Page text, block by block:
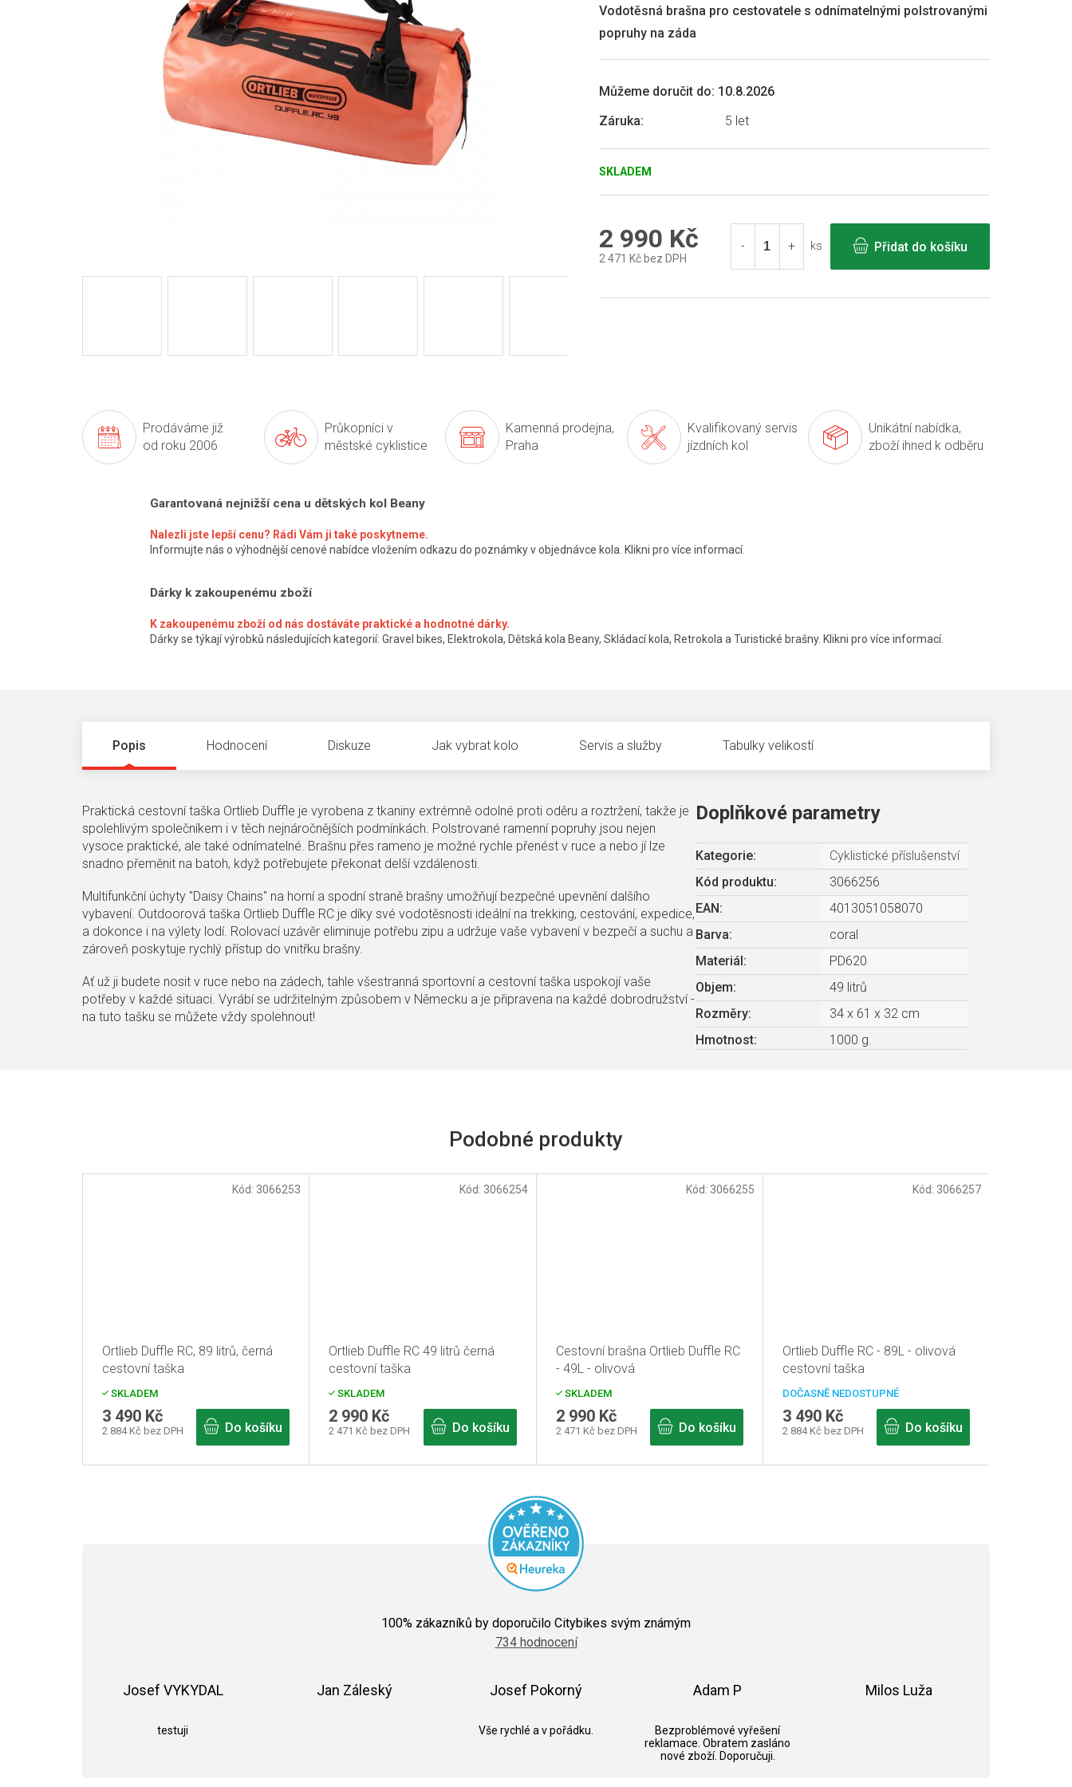
SKLADEM
Můžeme doručit do: 10.8.2026
Záruka: 5 let
Vodotěsná brašna pro cestovatele s odnímatelnými polstrovanými
popruhy na záda
0,0
5
2 990 Kč
2 471 Kč bez DPH
ks Přidat do košíku
Prodáváme již
od roku 2006
Průkopníci v
městské cyklistice
Kamenná prodejna,
Praha
Kvalifikovaný servis
jízdních kol
Unikátní nabídka,
zboží ihned k odběru
Garantovaná nejnižší cena u dětských kol Beany
Nalezli jste lepší cenu? Rádi Vám ji také poskytneme.
Informujte nás o výhodnější cenové nabídce vložením odkazu do poznámky v objednávce kola. Klikni pro více informací.
Dárky k zakoupenému zboží
K zakoupenému zboží od nás dostáváte praktické a hodnotné dárky.
Dárky se týkají výrobků následujících kategorií: Gravel bikes, Elektrokola, Dětská kola Beany, Skládací kola, Retrokola a Turistické brašny. Klikni pro více informací.
Popis Hodnocení Diskuze Jak vybrat kolo Servis a služby Tabulky velikostí
Praktická cestovní taška Ortlieb Duffle je vyrobena z tkaniny extrémně odolné proti oděru a roztržení, takže je
spolehlivým společníkem i v těch nejnáročnějších podmínkách. Polstrované ramenní popruhy jsou nejen
vysoce praktické, ale také odnímatelné. Brašnu přes rameno je možné rychle přenést v ruce a nebo jí lze
snadno přeměnit na batoh, když potřebujete překonat delší vzdálenosti.
Multifunkční úchyty "Daisy Chains" na horní a spodní straně brašny umožňují bezpečné upevnění dalšího
vybavení. Outdoorová taška Ortlieb Duffle RC je díky své vodotěsnosti ideální na trekking, cestování, expedice,
a dokonce i na výlety lodí. Rolovací uzávěr eliminuje potřebu zipu a udržuje vaše vybavení v bezpečí a suchu a
zároveň poskytuje rychlý přístup do vnitřku brašny.
Ať už ji budete nosit v ruce nebo na zádech, tahle všestranná sportovní a cestovní taška uspokojí vaše
potřeby v každé situaci. Vyrábí se udržitelným způsobem v Německu a je připravena na každé dobrodružství -
na tuto tašku se můžete vždy spolehnout!
Doplňkové parametry
Kategorie:
Cyklistické příslušenství
Kód produktu:
3066256
EAN :
4013051058070
Barva:
coral
Materiál :
PD620
Objem:
49 litrů
Rozměry:
34 x 61 x 32 cm
Hmotnost: 1000 g.
Ortlieb Duffle RC, 89 litrů, černá
cestovní taška
SKLADEM
2 884 Kč bez DPH
3 490 Kč
Do košíku
Kód: 3066253
Ortlieb Duffle RC 49 litrů černá
cestovní taška
SKLADEM
2 471 Kč bez DPH
2 990 Kč
Do košíku
Kód: 3066254
Cestovní brašna Ortlieb Duffle RC
- 49L - olivová
SKLADEM
2 471 Kč bez DPH
2 990 Kč
Do košíku
Kód: 3066255
Ortlieb Duffle RC - 89L - olivová
cestovní taška
DOČASNĚ NEDOSTUPNÉ
2 884 Kč bez DPH
3 490 Kč
Do košíku
Kód: 3066257
hodnocení
obchodu
je
5
hvězdiček.
100% zákazníků by doporučilo Citybikes svým známým
734 hodnocení
Josef VYKYDAL
testuji
Jan Záleský Josef Pokorný
Vše rychlé a v pořádku.
Adam P
Bezproblémové vyřešení
reklamace. Obratem zasláno
nové zboží. Doporučuji.
Milos Luža